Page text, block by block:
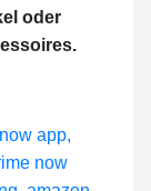
oder